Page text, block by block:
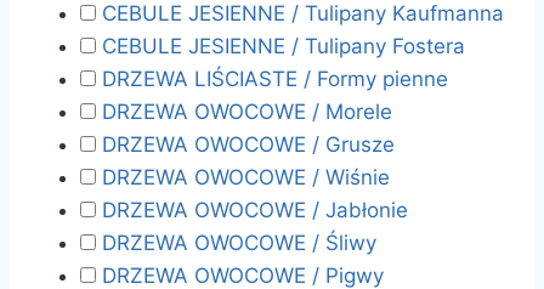
CEBULE JESIENNE / Tulipany Kaufmanna
CEBULE JESIENNE / Tulipany Fostera
DRZEWA LIŚCIASTE / Formy pienne
DRZEWA OWOCOWE / Morele
DRZEWA OWOCOWE / Grusze
DRZEWA OWOCOWE / Wiśnie
DRZEWA OWOCOWE / Jabłonie
DRZEWA OWOCOWE / Śliwy
DRZEWA OWOCOWE / Pigwy